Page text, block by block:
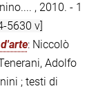
, 2010. - 1
5630 v]
: Niccolò
Adolfo
; testi di